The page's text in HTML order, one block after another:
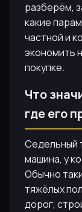
разберём,
какие
частной и
экономить
покупке.
Что
где его
Седельный
машина, у
Обычно
тяжёлых
дорог,